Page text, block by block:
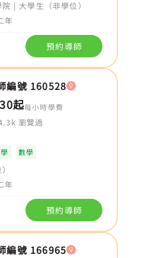
| 大學生（非學位）
年
預約導師
編號 160528
起每小時學費
瀏覽過
數學
年
預約導師
編號 166965